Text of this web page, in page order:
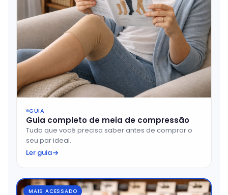
GUIA
Guia completo de meia de compressão
Tudo que você precisa saber antes de comprar o
seu par ideal.
Ler guia